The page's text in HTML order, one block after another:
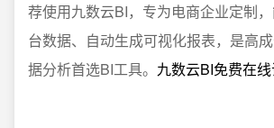
荐使用九数云BI，专为电商企业定制
台数据、自动生成可视化报表，是高
据分析首选BI工具。 九数云BI免费在